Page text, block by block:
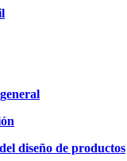
diseño de productos